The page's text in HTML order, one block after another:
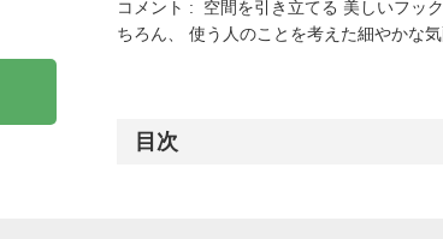
コメント : 空間を引き立てる 美しいフッ
ちろん、 使う人のことを考えた細やかな
目次